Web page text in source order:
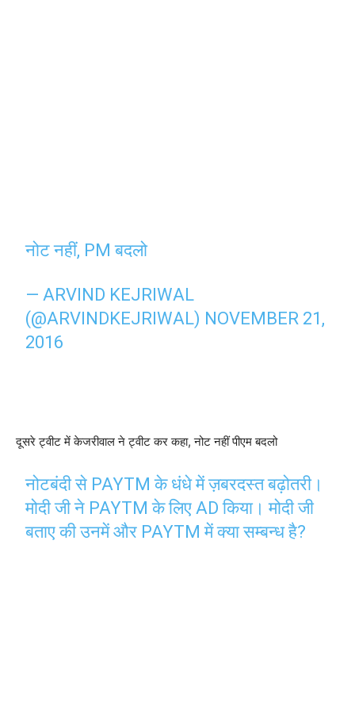
नोट नहीं, PM बदलो
— ARVIND KEJRIWAL
(@ARVINDKEJRIWAL) NOVEMBER 21,
2016
दूसरे ट्वीट में केजरीवाल ने ट्वीट कर कहा, नोट नहीं पीएम बदलो
नोटबंदी से PAYTM के धंधे में ज़बरदस्त बढ़ोतरी।
मोदी जी ने PAYTM के लिए AD किया। मोदी जी
बताए की उनमें और PAYTM में क्या सम्बन्ध है?